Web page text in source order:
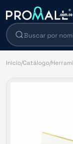
Inicio/Catálogo/